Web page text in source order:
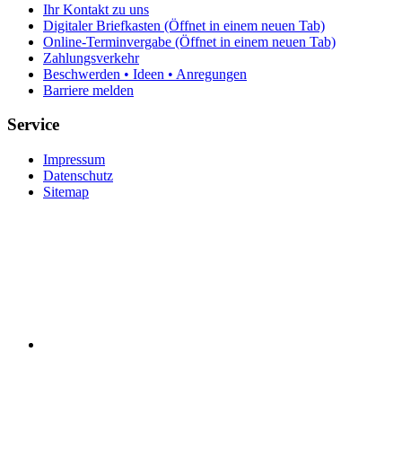
Ihr Kontakt zu uns
Digitaler Briefkasten (Öffnet in einem neuen Tab)
Online-Terminvergabe (Öffnet in einem neuen Tab)
Zahlungsverkehr
Beschwerden • Ideen • Anregungen
Barriere melden
Service
Impressum
Datenschutz
Sitemap